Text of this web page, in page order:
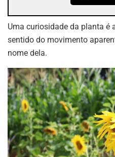
Uma curiosidade da planta é
sentido do movimento
nome dela.